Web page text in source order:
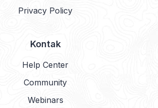
Privacy Policy
Kontak
Help Center
Community
Webinars